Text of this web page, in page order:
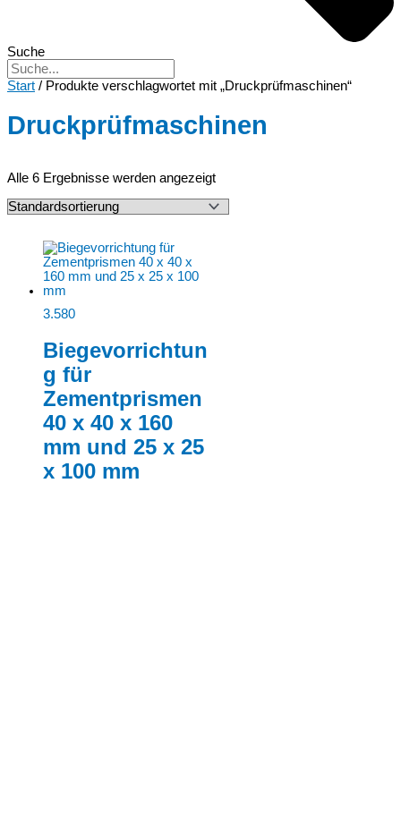
Suche
Start / Produkte verschlagwortet mit „Druckprüfmaschinen“
Druckprüfmaschinen
Alle 6 Ergebnisse werden angezeigt
3.580
Biegevorrichtun
g für
Zementprismen
40 x 40 x 160
mm und 25 x 25
x 100 mm